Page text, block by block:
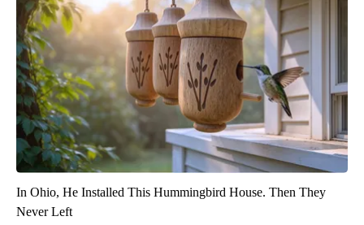
In Ohio, He Installed This Hummingbird House. Then They
Never Left